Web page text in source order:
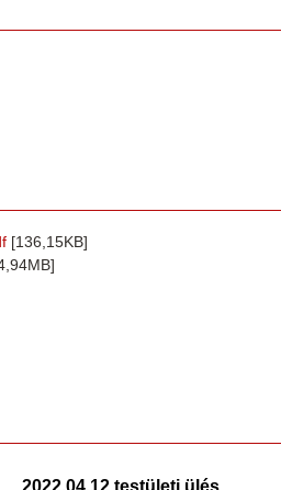
[136,15KB]